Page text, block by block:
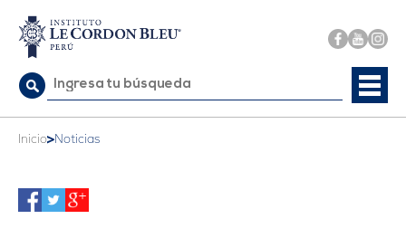
Buscar:
Inicio>Noticias